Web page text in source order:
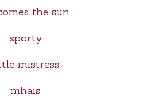
the sun
sporty
mistress
mhais